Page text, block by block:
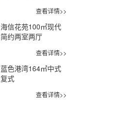
查看详情>>
海信花苑100㎡现代
简约两室两厅
查看详情>>
蓝色港湾164㎡中式
复式
查看详情>>